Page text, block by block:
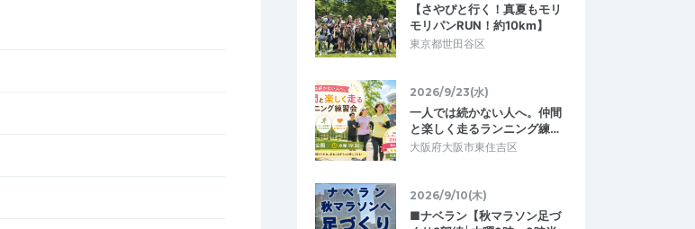
【さやぴと行く！真夏もモリ
モリパンRUN！約10km】
東京都世田谷区
2026/9/23(水)
一人では続かない人へ。仲間
と楽しく走るランニング練…
大阪府大阪市東住吉区
2026/9/10(木)
■ナベラン【秋マラソン足づ